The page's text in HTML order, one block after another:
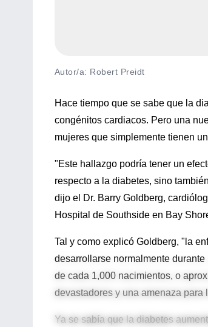
Autor/a: Robert Preidt
Hace tiempo que se sabe que la
congénitos cardiacos. Pero una
mujeres que simplemente tienen
"Este hallazgo podría tener un
respecto a la diabetes, sino
dijo el Dr. Barry Goldberg,
Hospital de Southside en Bay
Tal y como explicó Goldberg, "la
desarrollarse normalmente
de cada 1,000 nacimientos, o
devastadores y una amenaza para
Ya se sabía que la diabetes